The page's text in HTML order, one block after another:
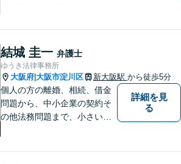
なく、事実と法律をもとに根
本的な解決を導くことが弁護
士の役割だと考えています。
結城 圭一 弁護士
ゆうき法律事務所
大阪府 大阪市淀川区 新大阪駅 から徒歩5分
個人の方の離婚、相続、借金
問題から、中小企業の契約そ
の他法務問題まで、小さい事
詳細を見
る